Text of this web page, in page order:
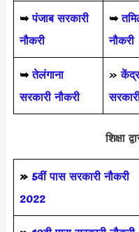
➥ पंजाब सरकारी
नौकरी
➥
नौकरी
➥तेलंगाना
सरकारी नौकरी
»
शिक्षा
» 5वीं पास सरकारी नौकरी
2022